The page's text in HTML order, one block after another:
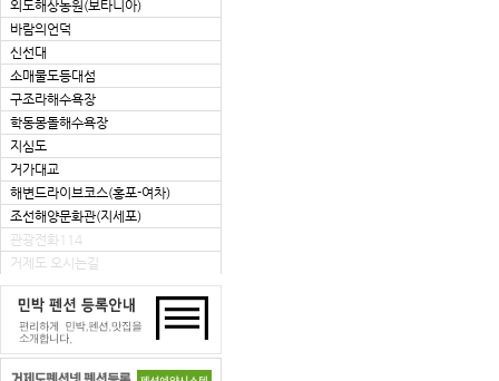
외도해상농원(보타니아)
바람의언덕
신선대
소매물도등대섬
구조라해수욕장
학동몽돌해수욕장
지심도
거가대교
해변드라이브코스(홍포-여차)
조선해양문화관(지세포)
관광전화114
거제도 오시는길